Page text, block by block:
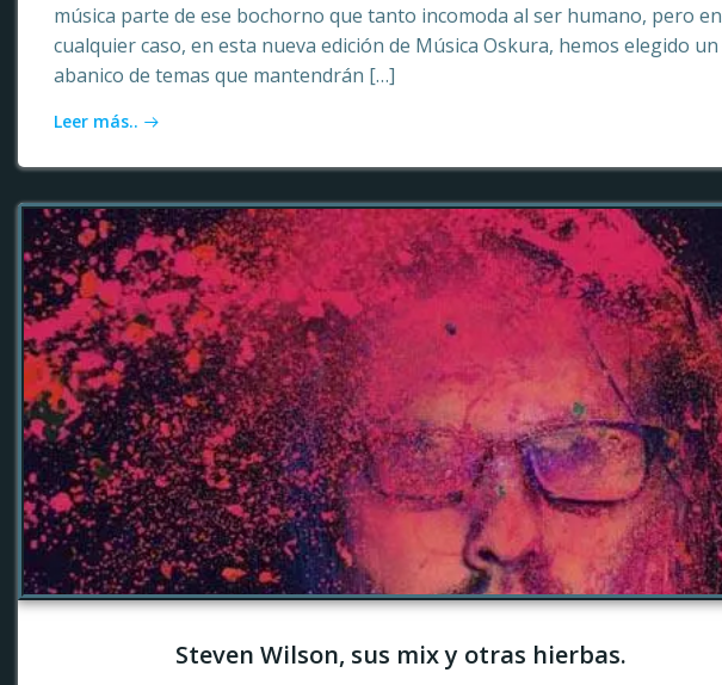
música parte de ese bochorno que tanto incomoda al ser humano, pero en
cualquier caso, en esta nueva edición de Música Oskura, hemos elegido un
abanico de temas que mantendrán […]
Leer más..
Steven Wilson, sus mix y otras hierbas.